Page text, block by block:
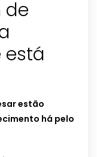
de
está
estão
há pelo